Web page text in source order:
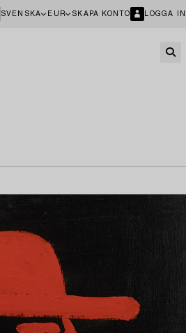
SVENSKA EUR SKAPA KONTO LOGGA IN